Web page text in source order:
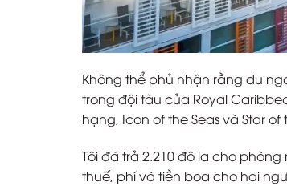
Không thể phủ nhận rằng du
trong đội tàu của Royal
hạng, Icon of the Seas và Star of
Tôi đã trả 2.210 đô la cho
thuế, phí và tiền boa cho hai